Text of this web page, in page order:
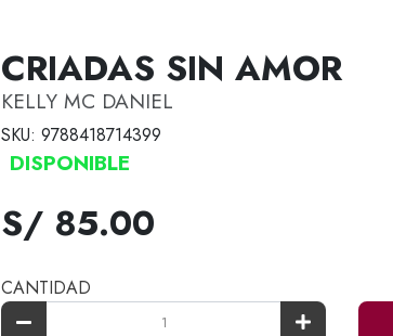
CRIADAS SIN AMOR
KELLY MC DANIEL
SKU: 9788418714399
DISPONIBLE
S/ 85.00
CANTIDAD